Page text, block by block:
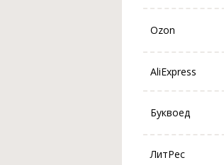
Ozon
AliExpress
Буквоед
ЛитРес